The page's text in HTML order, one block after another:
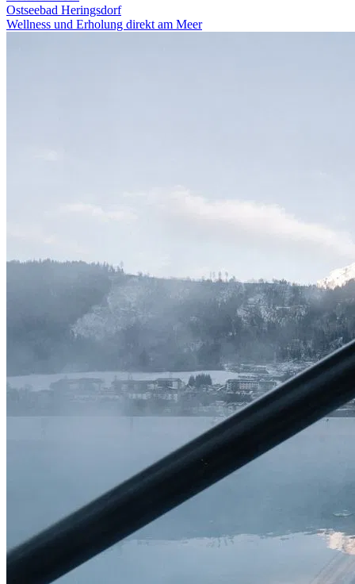
Ostseebad Heringsdorf
Wellness und Erholung direkt am Meer